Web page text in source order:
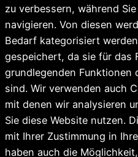
zu verbessern, während
navigieren. Von diesen
Bedarf kategorisiert
gespeichert, da sie für das
grundlegenden Funktionen
sind. Wir verwenden auch
mit denen wir analysieren
Sie diese Website nutzen.
mit Ihrer Zustimmung in
haben auch die